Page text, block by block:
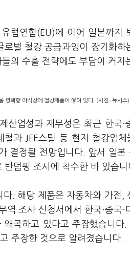
럽연합(EU)에 이어 일본까지
벌 철강 공급과잉이 장기화
의 수출 전략에도 부담이 커지
평택항 야적장에 철강제품이 쌓여 있다. (사진=뉴시스)
산업성과 재무성은 최근 한국·
과 JFE스틸 등 현지 철강업
결정될 전망입니다. 앞서 일
덤핑 조사에 착수한 바 있습니
다. 해당 제품은 자동차와 가전
역 조사 신청서에서 한국·중국
왜곡하고 있다고 주장했습니
주장한 것으로 알려졌습니다.